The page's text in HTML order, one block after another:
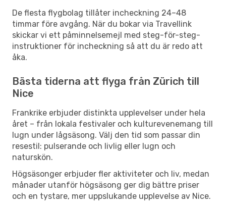
De flesta flygbolag tillåter incheckning 24–48
timmar före avgång. När du bokar via Travellink
skickar vi ett påminnelsemejl med steg-för-steg-
instruktioner för incheckning så att du är redo att
åka.
Bästa tiderna att flyga från Zürich till
Nice
Frankrike erbjuder distinkta upplevelser under hela
året – från lokala festivaler och kulturevenemang till
lugn under lågsäsong. Välj den tid som passar din
resestil: pulserande och livlig eller lugn och
naturskön.
Högsäsonger erbjuder fler aktiviteter och liv, medan
månader utanför högsäsong ger dig bättre priser
och en tystare, mer uppslukande upplevelse av Nice.